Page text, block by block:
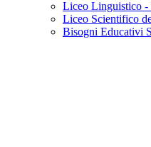
Liceo Linguistico -
Liceo Scientifico
Bisogni Educativi